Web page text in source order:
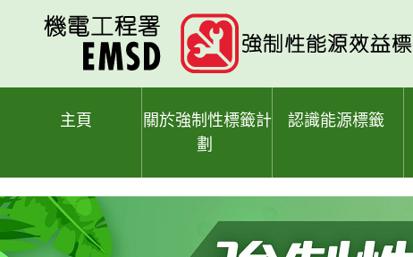
主頁
關於強制性標籤計
劃
認識能源標籤